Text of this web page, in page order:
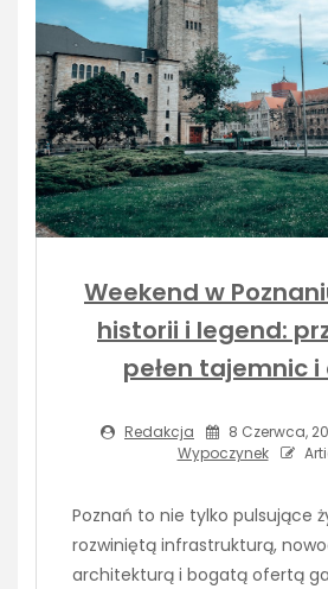
Weekend w
historii i legend:
pełen tajemnic
Redakcja 8 Czerwca,
Wypoczynek
Poznań to nie tylko pulsujące
rozwiniętą infrastrukturą,
architekturą i bogatą ofertą